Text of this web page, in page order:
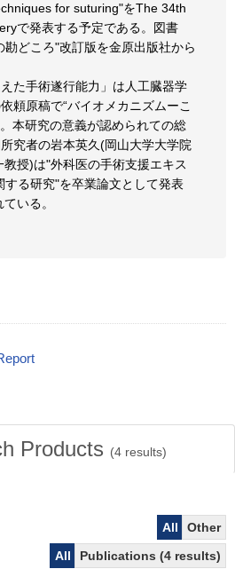
for suturing"をThe 34th
で発表する予定である。図書
勘どころ"改訂版を金原出版社から
た手術遂行能力」は人工臓器学
頼原稿で“バイオメカニズムーこ
本研究の意義が認められての総
究者の岩本英久(岡山大学大学院
授)は"外科医の手術支援エキス
る研究"を卒業論文として発表
いる。
Products (4results)
All
Other
All
Publications (4 results)